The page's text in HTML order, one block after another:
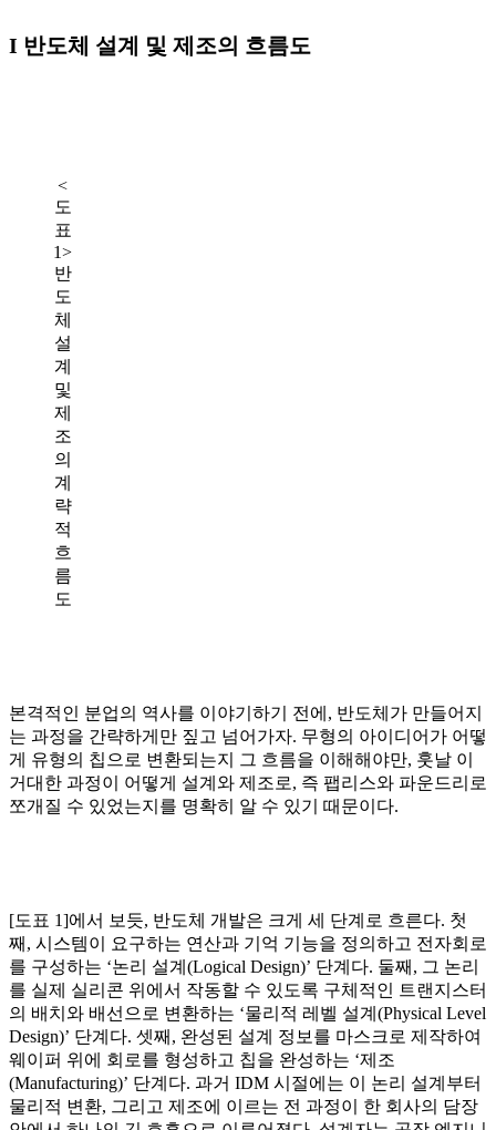
I 반도체 설계 및 제조의 흐름도
<
도
표
1>
반
도
체
설
계
및
제
조
의
계
략
적
흐
름
도
본격적인 분업의 역사를 이야기하기 전에, 반도체가 만들어지
는 과정을 간략하게만 짚고 넘어가자. 무형의 아이디어가 어떻
게 유형의 칩으로 변환되는지 그 흐름을 이해해야만, 훗날 이
거대한 과정이 어떻게 설계와 제조로, 즉 팹리스와 파운드리로
쪼개질 수 있었는지를 명확히 알 수 있기 때문이다.
[도표 1]에서 보듯, 반도체 개발은 크게 세 단계로 흐른다. 첫
째, 시스템이 요구하는 연산과 기억 기능을 정의하고 전자회로
를 구성하는 ‘논리 설계(Logical Design)’ 단계다. 둘째, 그 논리
를 실제 실리콘 위에서 작동할 수 있도록 구체적인 트랜지스터
의 배치와 배선으로 변환하는 ‘물리적 레벨 설계(Physical Level
Design)’ 단계다. 셋째, 완성된 설계 정보를 마스크로 제작하여
웨이퍼 위에 회로를 형성하고 칩을 완성하는 ‘제조
(Manufacturing)’ 단계다. 과거 IDM 시절에는 이 논리 설계부터
물리적 변환, 그리고 제조에 이르는 전 과정이 한 회사의 담장